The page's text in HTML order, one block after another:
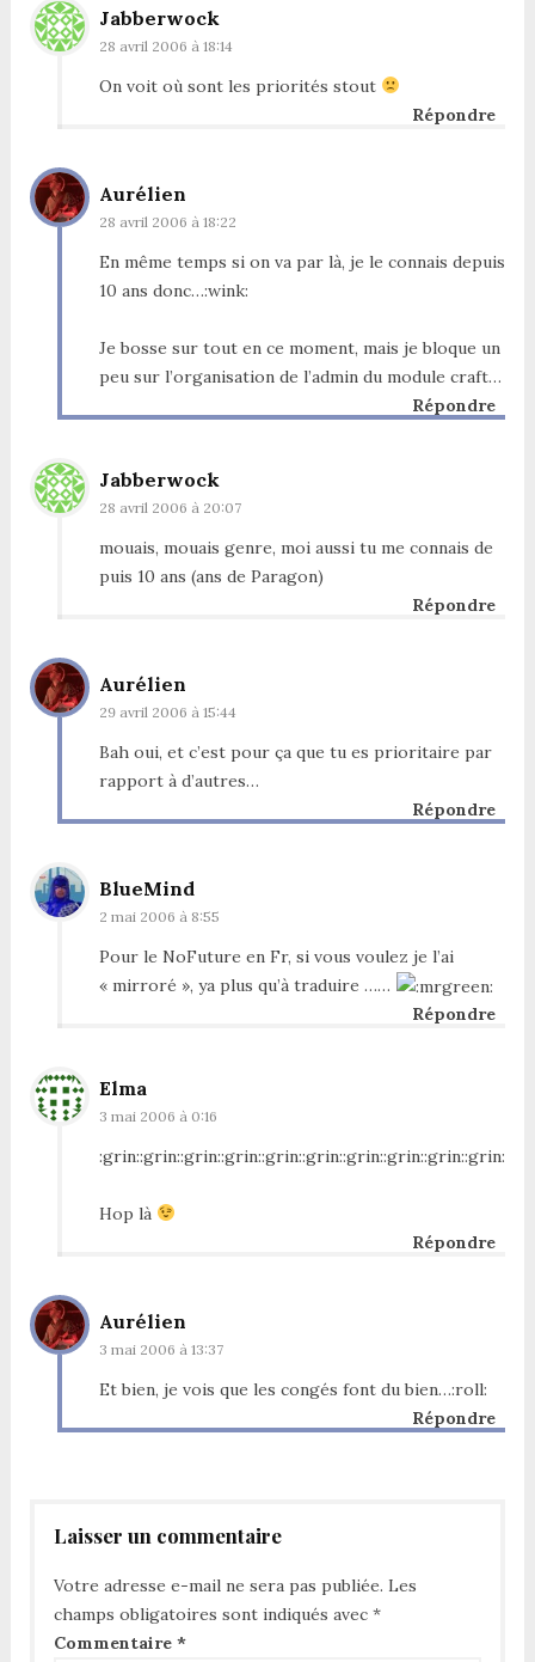
Jabberwock
28 avril 2006 à 18:14
On voit où sont les priorités stout
Répondre
Aurélien
28 avril 2006 à 18:22
En même temps si on va par là, je le connais depuis
10 ans donc…:wink:
Je bosse sur tout en ce moment, mais je bloque un
peu sur l’organisation de l’admin du module craft…
Répondre
Jabberwock
28 avril 2006 à 20:07
mouais, mouais genre, moi aussi tu me connais de
puis 10 ans (ans de Paragon)
Répondre
Aurélien
29 avril 2006 à 15:44
Bah oui, et c’est pour ça que tu es prioritaire par
rapport à d’autres…
Répondre
BlueMind
2 mai 2006 à 8:55
Pour le NoFuture en Fr, si vous voulez je l’ai
« mirroré », ya plus qu’à traduire ……
Répondre
Elma
3 mai 2006 à 0:16
Hop là
Répondre
Aurélien
3 mai 2006 à 13:37
Et bien, je vois que les congés font du bien…:roll:
Répondre
Laisser un commentaire
Votre adresse e-mail ne sera pas publiée. Les
champs obligatoires sont indiqués avec *
Commentaire *